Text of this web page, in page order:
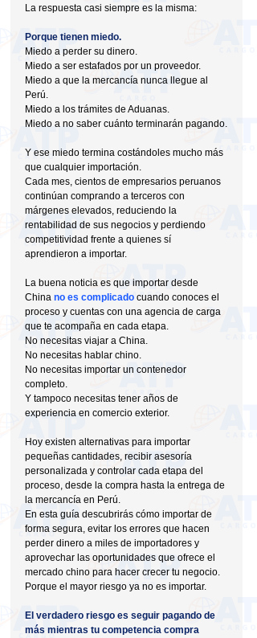
La respuesta casi siempre es la misma:
Porque tienen miedo.
Miedo a perder su dinero.
Miedo a ser estafados por un proveedor.
Miedo a que la mercancía nunca llegue al
Perú.
Miedo a los trámites de Aduanas.
Miedo a no saber cuánto terminarán pagando.
Y ese miedo termina costándoles mucho más
que cualquier importación.
Cada mes, cientos de empresarios peruanos
continúan comprando a terceros con
márgenes elevados, reduciendo la
rentabilidad de sus negocios y perdiendo
competitividad frente a quienes sí
aprendieron a importar.
La buena noticia es que importar desde
China no es complicado cuando conoces el
proceso y cuentas con una agencia de carga
que te acompaña en cada etapa.
No necesitas viajar a China.
No necesitas hablar chino.
No necesitas importar un contenedor
completo.
Y tampoco necesitas tener años de
experiencia en comercio exterior.
Hoy existen alternativas para importar
pequeñas cantidades, recibir asesoría
personalizada y controlar cada etapa del
proceso, desde la compra hasta la entrega de
la mercancía en Perú.
En esta guía descubrirás cómo importar de
forma segura, evitar los errores que hacen
perder dinero a miles de importadores y
aprovechar las oportunidades que ofrece el
mercado chino para hacer crecer tu negocio.
Porque el mayor riesgo ya no es importar.
El verdadero riesgo es seguir pagando de
más mientras tu competencia compra